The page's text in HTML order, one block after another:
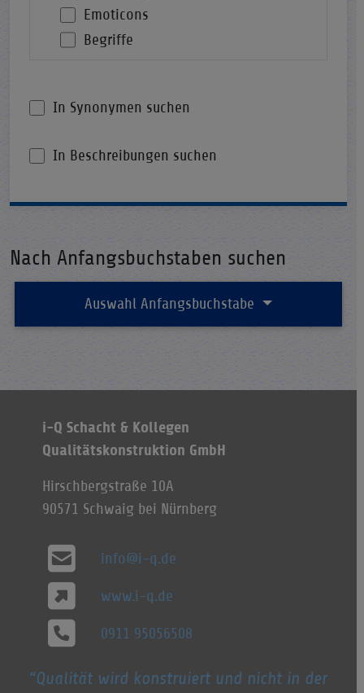
Emoticons
Begriffe
In Synonymen suchen
In Beschreibungen suchen
Nach Anfangsbuchstaben suchen
Auswahl Anfangsbuchstabe
i-Q Schacht & Kollegen
Qualitätskonstruktion GmbH
Hirschbergstraße 10A
90571 Schwaig bei Nürnberg
info@i-q.de
www.i-q.de
0911 95056508
Qualität wird konstruiert und nicht in der